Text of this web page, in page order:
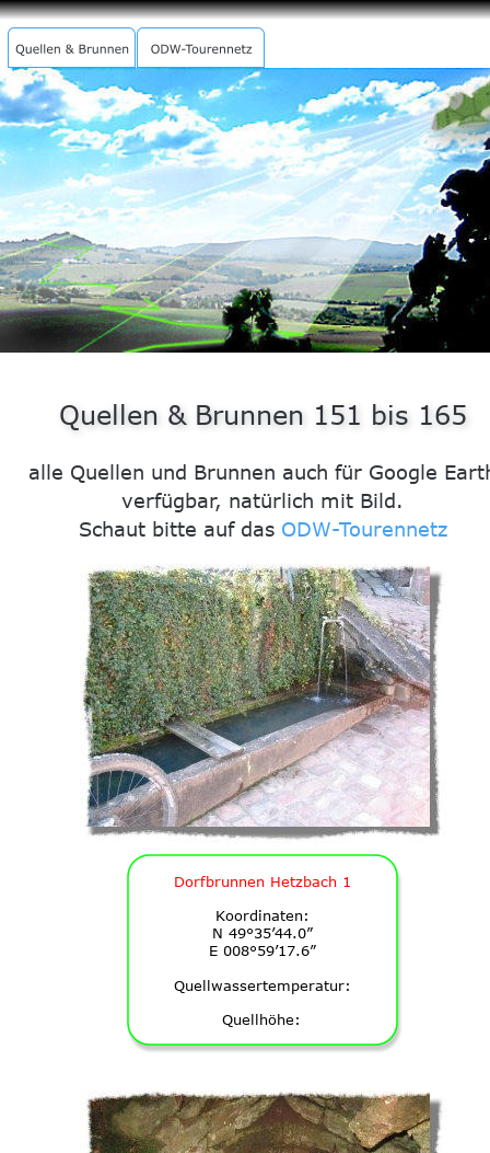
Quellen & Brunnen 151 bis 165
alle Quellen und Brunnen auch für Google
verfügbar, natürlich mit Bild.
Schaut bitte auf das ODW-Tourennetz
QUELLENLIEBE.DE
Dorfbrunnen Hetzbach 1
Koordinaten:
N 49°35’44.0”
E 008°59’17.6”
Quellwassertemperatur:
Quellhöhe: